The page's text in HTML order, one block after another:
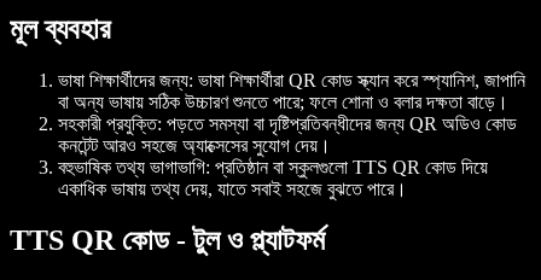
মূল ব্যবহার
ভাষা শিক্ষার্থীদের জন্য: ভাষা শিক্ষার্থীরা QR কোড স্ক্যান করে স্প্যানিশ, জাপানি
বা অন্য ভাষায় সঠিক উচ্চারণ শুনতে পারে; ফলে শোনা ও বলার দক্ষতা বাড়ে।
সহকারী প্রযুক্তি: পড়তে সমস্যা বা দৃষ্টিপ্রতিবন্ধীদের জন্য QR অডিও কোড
কনটেন্ট আরও সহজে অ্যাক্সেসের সুযোগ দেয়।
বহুভাষিক তথ্য ভাগাভাগি: প্রতিষ্ঠান বা স্কুলগুলো TTS QR কোড দিয়ে
একাধিক ভাষায় তথ্য দেয়, যাতে সবাই সহজে বুঝতে পারে।
TTS QR কোড - টুল ও প্ল্যাটফর্ম